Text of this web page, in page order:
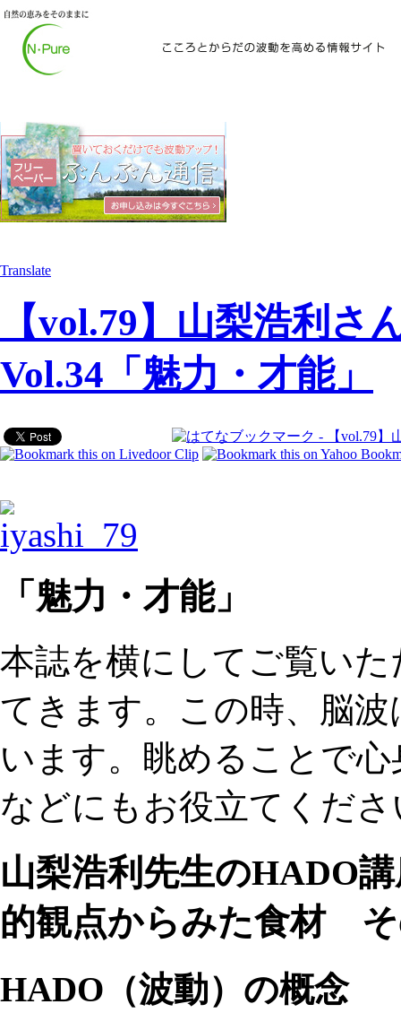
Translate
【vol.79】山梨浩利
Vol.34「魅力・才能」
「魅力・才能」
本誌を横にしてご覧い
てきます。この時、脳
います。眺めることで
などにもお役立てくださ
山梨浩利先生のHADO
的観点からみた食材
HADO（波動）の概念